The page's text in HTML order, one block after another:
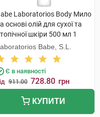
Laboratorios Body Мило
основі олій для сухої та
шкіри 500 мл 1
Babe, S.L.
Є в наявності
911.00 728.80 грн
КУПИТИ